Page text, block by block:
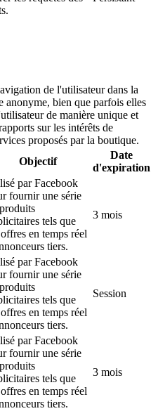
de l'utilisateur dans la
anonyme, bien que parfois elles
de manière unique et
sur les intérêts de
proposés par la boutique.
Objectif
Date
d'expiration
par Facebook
fournir une série
tels que
en temps réel
tiers.
3 mois
par Facebook
fournir une série
tels que
en temps réel
tiers.
Session
par Facebook
fournir une série
tels que
en temps réel
tiers.
3 mois